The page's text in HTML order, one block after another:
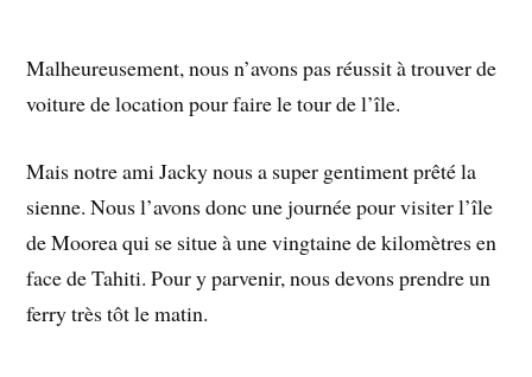
Malheureusement, nous n’avons pas réussit à trouver de
voiture de location pour faire le tour de l’île.
Mais notre ami Jacky nous a super gentiment prêté la
sienne. Nous l’avons donc une journée pour visiter l’île
de Moorea qui se situe à une vingtaine de kilomètres en
face de Tahiti. Pour y parvenir, nous devons prendre un
ferry très tôt le matin.